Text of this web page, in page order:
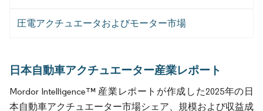
圧電アクチュエータおよびモーター市場
日本自動車アクチュエーター産業レポート
Mordor Intelligence™ 産業レポートが作成した2025年の日
本自動車アクチュエーター市場シェア、規模および収益成